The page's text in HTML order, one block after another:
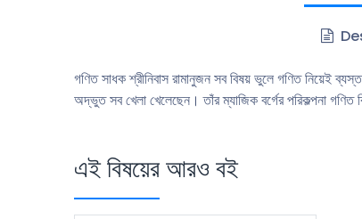
গণিত সাধক শ্রীনিবাস রামানুজন সব বিষয় ভুলে গণিত নিয়েই
অদ্ভুত সব খেলা খেলেছেন। তাঁর ম্যাজিক বর্গের পরিকল্পনা গণিত
এই বিষয়ের আরও বই